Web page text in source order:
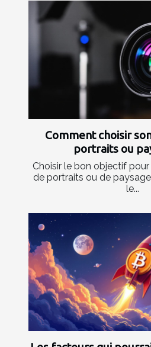
Comment choisir
portraits ou
Choisir le bon objectif
de portraits ou de
le...